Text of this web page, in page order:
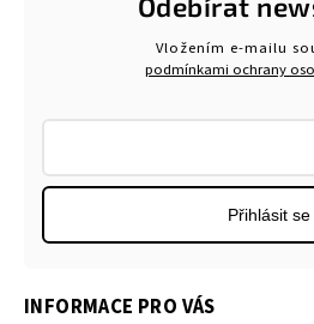
INFORMACE PRO VÁS
Odebírat
Vložením e-mailu
podmínkami ochrany
Přihlásit se